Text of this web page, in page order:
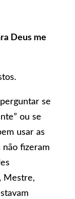
Deus me
se
ou se
usar as
não fizeram
Mestre,